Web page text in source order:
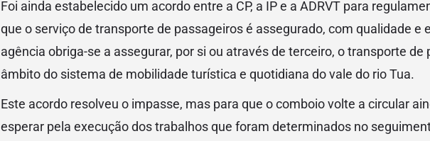
Foi ainda estabelecido um acordo entre a CP, a IP e a ADRVT para
que o serviço de transporte de passageiros é assegurado, com qualidade e
agência obriga-se a assegurar, por si ou através de terceiro, o transporte de
âmbito do sistema de mobilidade turística e quotidiana do vale do rio Tua.
Este acordo resolveu o impasse, mas para que o comboio volte a circular
esperar pela execução dos trabalhos que foram determinados no